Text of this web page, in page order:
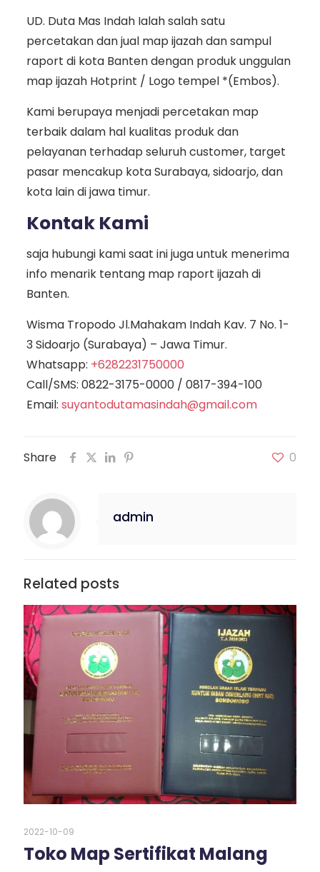
UD. Duta Mas Indah Ialah salah satu
percetakan dan jual map ijazah dan sampul
raport di kota Banten dengan produk unggulan
map ijazah Hotprint / Logo tempel *(Embos).
Kami berupaya menjadi percetakan map
terbaik dalam hal kualitas produk dan
pelayanan terhadap seluruh customer, target
pasar mencakup kota Surabaya, sidoarjo, dan
kota lain di jawa timur.
Kontak Kami
saja hubungi kami saat ini juga untuk menerima
info menarik tentang map raport ijazah di
Banten.
Wisma Tropodo Jl.Mahakam Indah Kav. 7 No. 1-
3 Sidoarjo (Surabaya) – Jawa Timur.
Whatsapp: +6282231750000
Call/SMS: 0822-3175-0000/ 0817-394-100
Email: suyantodutamasindah@gmail.com
Share 0
admin
Related posts
2022-10-09
Toko Map Sertifikat Malang